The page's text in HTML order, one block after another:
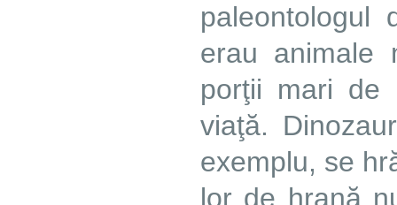
paleontologul
erau animale
porţii mari de
viaţă.
exemplu, se
lor de hrană